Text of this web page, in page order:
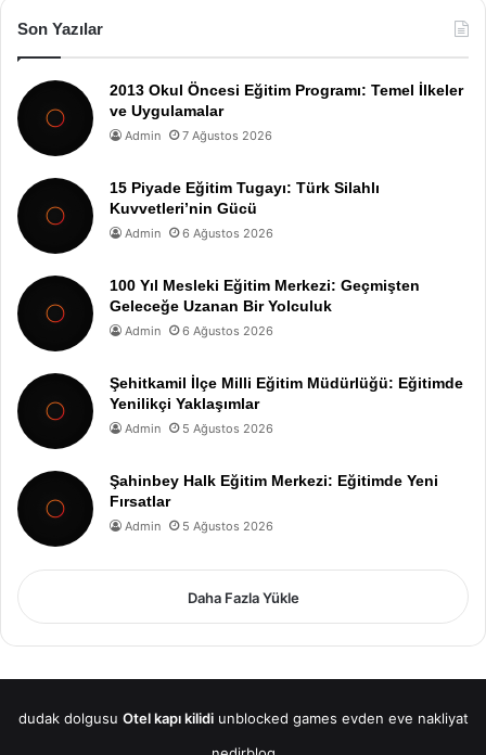
Son Yazılar
2013 Okul Öncesi Eğitim Programı: Temel İlkeler
ve Uygulamalar
Admin 7 Ağustos 2026
15 Piyade Eğitim Tugayı: Türk Silahlı
Kuvvetleri’nin Gücü
Admin 6 Ağustos 2026
100 Yıl Mesleki Eğitim Merkezi: Geçmişten
Geleceğe Uzanan Bir Yolculuk
Admin 6 Ağustos 2026
Şehitkamil İlçe Milli Eğitim Müdürlüğü: Eğitimde
Yenilikçi Yaklaşımlar
Admin 5 Ağustos 2026
Şahinbey Halk Eğitim Merkezi: Eğitimde Yeni
Fırsatlar
Admin 5 Ağustos 2026
Daha Fazla Yükle
dudak dolgusu Otel kapı kilidi unblocked games evden eve nakliyat